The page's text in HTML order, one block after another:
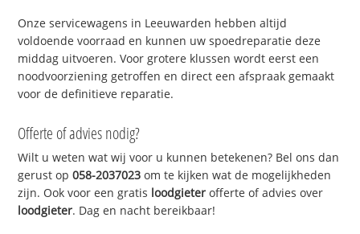
Onze servicewagens in Leeuwarden hebben altijd
voldoende voorraad en kunnen uw spoedreparatie deze
middag uitvoeren. Voor grotere klussen wordt eerst een
noodvoorziening getroffen en direct een afspraak gemaakt
voor de definitieve reparatie.
Offerte of advies nodig?
Wilt u weten wat wij voor u kunnen betekenen? Bel ons dan
gerust op058-2037023 om te kijken wat de mogelijkheden
zijn. Ook voor een gratis loodgieter offerte of advies over
loodgieter. Dag en nacht bereikbaar!